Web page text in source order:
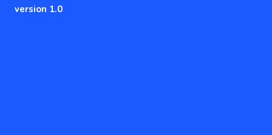
version 1.0